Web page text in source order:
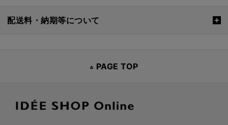
配送料・納期等について
PAGE TOP